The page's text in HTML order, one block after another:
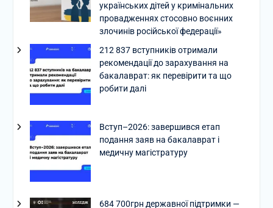
українських дітей у кримінальних
провадженнях стосовно воєнних
злочинів російської федерації»
212 837 вступників отримали
рекомендації до зарахування на
бакалаврат: як перевірити та що
робити далі
Вступ–2026: завершився етап
подання заяв на бакалаврат і
медичну магістратуру
684 700грн державної підтримки —